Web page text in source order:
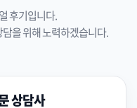
후기입니다.
을 위해 노력하겠습니다.
상담사